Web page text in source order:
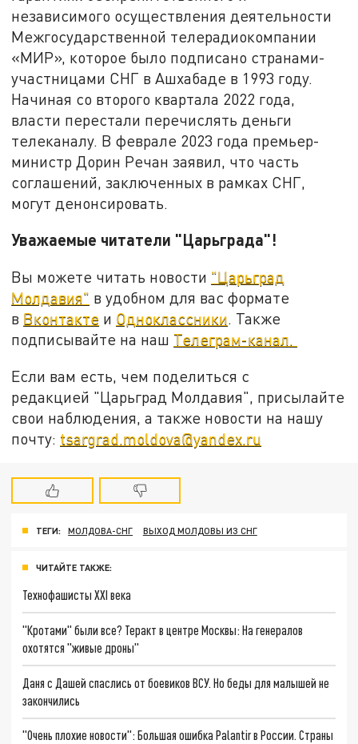
независимого осуществления деятельности
Межгосударственной телерадиокомпании
«МИР», которое было подписано странами-
участницами СНГ в Ашхабаде в 1993 году.
Начиная со второго квартала 2022 года,
власти перестали перечислять деньги
телеканалу. В феврале 2023 года премьер-
министр Дорин Речан заявил, что часть
соглашений, заключенных в рамках СНГ,
могут денонсировать.
Уважаемые читатели "Царьграда"!
Вы можете читать новости "Царьград
Молдавия" в удобном для вас формате
в Вконтакте и Одноклассники. Также
подписывайте на наш Телеграм-канал.
Если вам есть, чем поделиться с
редакцией "Царьград Молдавия", присылайте
свои наблюдения, а также новости на нашу
почту: tsargrad.moldova@yandex.ru
ТЕГИ: МОЛДОВА-СНГ ВЫХОД МОЛДОВЫ ИЗ СНГ
ЧИТАЙТЕ ТАКЖЕ:
Технофашисты XXI века
"Кротами" были все? Теракт в центре Москвы: На генералов
охотятся "живые дроны"
Даня с Дашей спаслись от боевиков ВСУ. Но беды для малышей не
закончились
"Очень плохие новости": Большая ошибка Palantir в России. Страны